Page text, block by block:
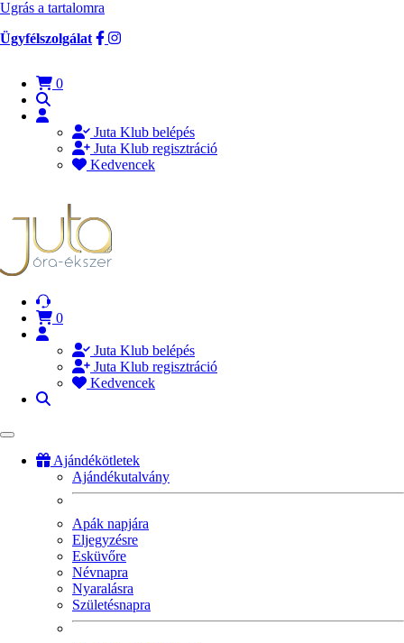
Ugrás a tartalomra
Ügyfélszolgálat
0
Juta Klub belépés
Juta Klub regisztráció
Kedvencek
0
Juta Klub belépés
Juta Klub regisztráció
Kedvencek
Ajándékötletek
Ajándékutalvány
Apák napjára
Eljegyzésre
Esküvőre
Névnapra
Nyaralásra
Születésnapra